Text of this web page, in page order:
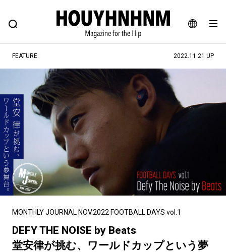
JA
EN
FEATURE BLOG SNAP
ヒップなファッション、カルチャー、ライフスタイルWEBマガジン
#注目のタグ
#SHOPPING ADDICT #憧れの逸品
#ESSENTIAL DESIGNS
#NEW VINTAGE #マイナーグッド図鑑
#路地裏てぃーん。
#GH 銘品の所以 #フイナムのYouTube
#Commune H #FOCUS IT #AH.H
#ととけん #FASHION #MUSIC #MOVIE
#LIFESTYLE #SNEAKER #OUTDOOR
#SPORTS #HANDSOME HANDBOOK
FEATURE 2022.11.21 UP
MONTHLY JOURNAL NOV.2022 FOOTBALL DAYS vol.1
DEFY THE NOISE by Beats
堂安律が挑む、ワールドカップという夢